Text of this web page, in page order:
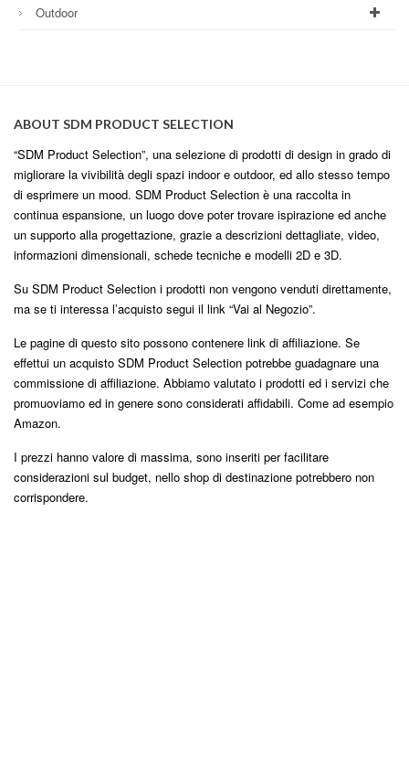
Outdoor
ABOUT SDM PRODUCT SELECTION
“SDM Product Selection”, una selezione di prodotti di design in grado di
migliorare la vivibilità degli spazi indoor e outdoor, ed allo stesso tempo
di esprimere un mood. SDM Product Selection è una raccolta in
continua espansione, un luogo dove poter trovare ispirazione ed anche
un supporto alla progettazione, grazie a descrizioni dettagliate, video,
informazioni dimensionali, schede tecniche e modelli 2D e 3D.
Su SDM Product Selection i prodotti non vengono venduti direttamente,
ma se ti interessa l’acquisto segui il link “Vai al Negozio”.
Le pagine di questo sito possono contenere link di affiliazione. Se
effettui un acquisto SDM Product Selection potrebbe guadagnare una
commissione di affiliazione. Abbiamo valutato i prodotti ed i servizi che
promuoviamo ed in genere sono considerati affidabili. Come ad esempio
Amazon.
I prezzi hanno valore di massima, sono inseriti per facilitare
considerazioni sul budget, nello shop di destinazione potrebbero non
corrispondere.